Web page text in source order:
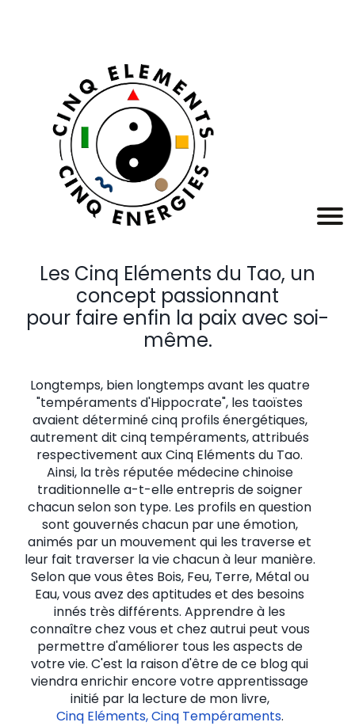
Les Cinq Eléments du Tao, un
concept passionnant
pour faire enfin la paix avec soi-
même.
Longtemps, bien longtemps avant les quatre
"tempéraments d'Hippocrate", les taoïstes
avaient déterminé cinq profils énergétiques,
autrement dit cinq tempéraments, attribués
respectivement aux Cinq Eléments du Tao.
Ainsi, la très réputée médecine chinoise
traditionnelle a-t-elle entrepris de soigner
chacun selon son type. Les profils en question
sont gouvernés chacun par une émotion,
animés par un mouvement qui les traverse et
leur fait traverser la vie chacun à leur manière.
Selon que vous êtes Bois, Feu, Terre, Métal ou
Eau, vous avez des aptitudes et des besoins
innés très différents. Apprendre à les
connaître chez vous et chez autrui peut vous
permettre d'améliorer tous les aspects de
votre vie. C'est la raison d'être de ce blog qui
viendra enrichir encore votre apprentissage
initié par la lecture de mon livre,
Cinq Eléments, Cinq Tempéraments.